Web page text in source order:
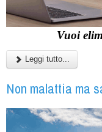
Vuoi
Leggi tutto...
Non malattia ma